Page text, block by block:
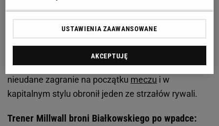
poważnych konsekwencji, ponieważ w drugiej
połowie Millwall dwa razy trafiało do bramki gości.
Najpierw do remisu doprowadził Jed Wallace, a w
63. minucie zwycięskiego gola strzelił Ryan Leonard.
W drugiej połowie Białkowski zrehabilitował się za
nieudane zagranie na początku meczu i w
kapitalnym stylu obronił jeden ze strzałów rywali.
Trener Millwall broni Białkowskiego po wpadce:
USTAWIENIA ZAAWANSOWANE
AKCEPTUJĘ